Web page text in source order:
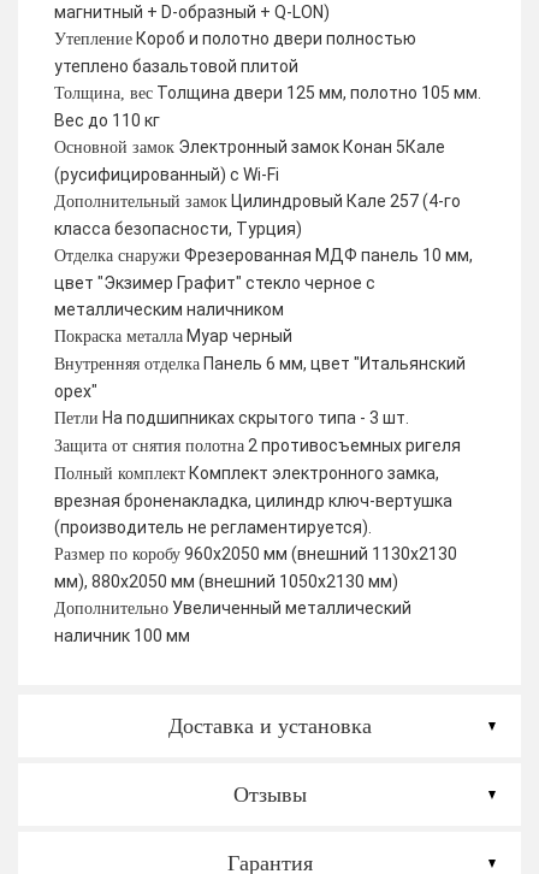
магнитный + D-образный + Q-LON)
Утепление Короб и полотно двери полностью
утеплено базальтовой плитой
Толщина, вес Толщина двери 125 мм, полотно 105 мм.
Вес до 110 кг
Основной замок Электронный замок Конан 5Кале
(русифицированный) с Wi-Fi
Дополнительный замок Цилиндровый Кале 257 (4-го
класса безопасности, Турция)
Отделка снаружи Фрезерованная МДФ панель 10 мм,
цвет "Экзимер Графит" стекло черное с
металлическим наличником
Покраска металла Муар черный
Внутренняя отделка Панель 6 мм, цвет "Итальянский
орех"
Петли На подшипниках скрытого типа - 3 шт.
Защита от снятия полотна 2 противосъемных ригеля
Полный комплект Комплект электронного замка,
врезная броненакладка, цилиндр ключ-вертушка
(производитель не регламентируется).
Размер по коробу 960х2050 мм (внешний 1130х2130
мм), 880х2050 мм (внешний 1050х2130 мм)
Дополнительно Увеличенный металлический
наличник 100 мм
Доставка и установка
Отзывы
Гарантия